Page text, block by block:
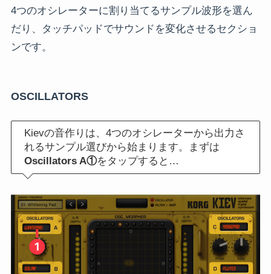
4つのオシレーターに割り当てるサンプル波形を選ん
だり、タッチパッドでサウンドを変化させるセクショ
ンです。
OSCILLATORS
Kievの音作りは、4つのオシレーターから出力さ
れるサンプル選びから始まります。まずは
Oscillators A①をタップすると…